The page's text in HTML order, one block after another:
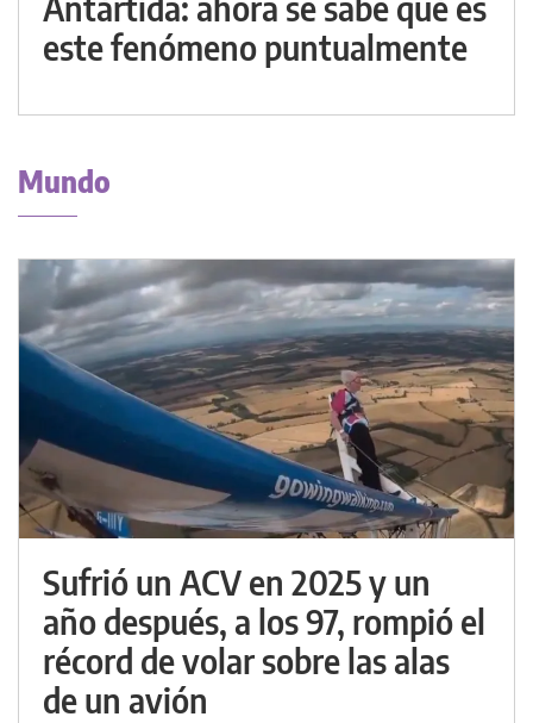
este fenómeno puntualmente
Mundo
Sufrió un ACV en 2025 y un
año después, a los 97, rompió el
récord de volar sobre las alas
de un avión